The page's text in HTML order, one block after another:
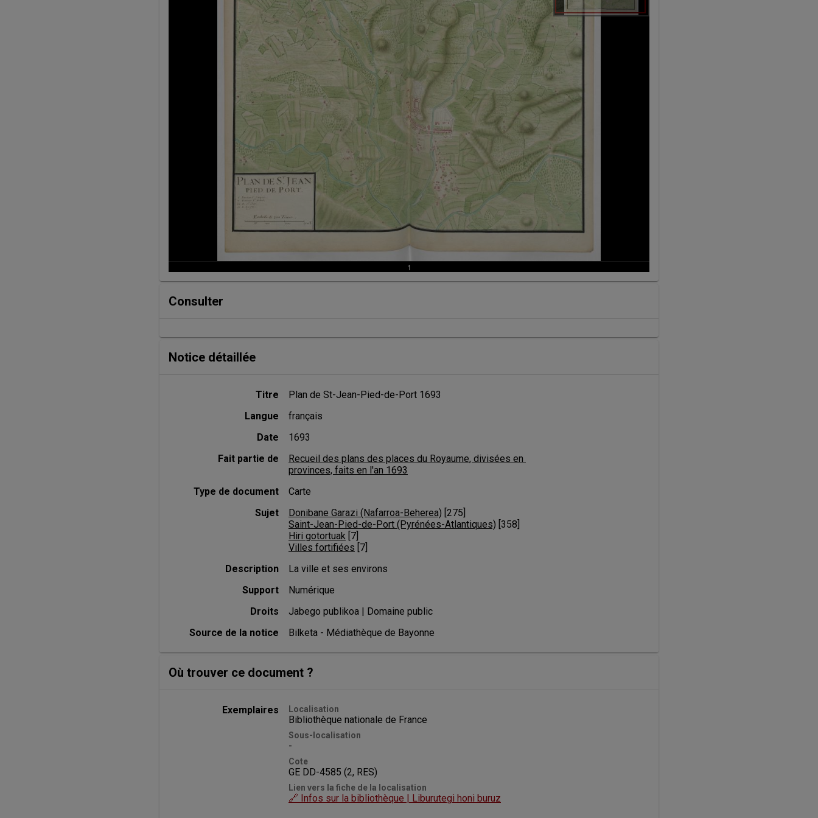
Consulter
Notice détaillée
Titre
Plan de St-Jean-Pied-de-Port 1693
Langue
français
Date
1693
Fait partie de
Recueil des plans des places du Royaume, divisées en
provinces, faits en l'an 1693
Type de document
Carte
Sujet
Donibane Garazi (Nafarroa-Beherea) 275
Saint-Jean-Pied-de-Port (Pyrénées-Atlantiques) 358
Hiri gotortuak 7
Villes fortifiées 7
Description
La ville et ses environs
Support
Numérique
Droits
Jabego publikoa | Domaine public
Source de la notice
Bilketa - Médiathèque de Bayonne
Où trouver ce document ?
Exemplaires Localisation
Bibliothèque nationale de France
Sous-localisation
-
Cote
GE DD-4585 (2, RES)
Lien vers la fiche de la localisation
🔗 Infos sur la bibliothèque | Liburutegi honi buruz